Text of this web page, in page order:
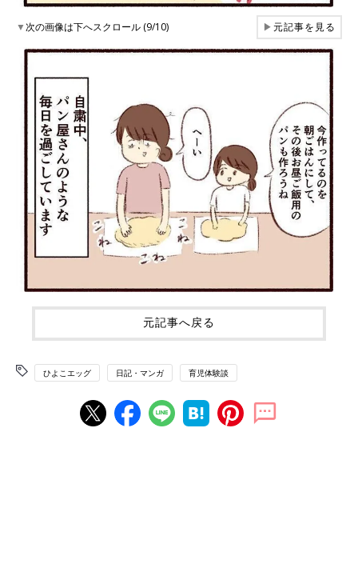
▼次の画像は下へスクロール (9/10) ▶元記事を見る
元記事へ戻る
ひよこエッグ 日記・マンガ 育児体験談